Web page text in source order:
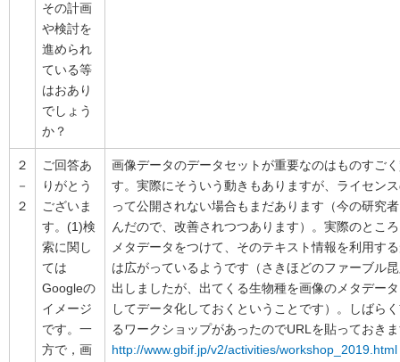
その計画
や検討を
進められ
ている等
はおあり
でしょう
か？
２
－
２
ご回答あ
りがとう
ございま
す。(1)検
索に関し
ては
Googleの
イメージ
です。一
方で，画
画像データのデータセットが重要なのはものすご
す。実際にそういう動きもありますが、ライセン
って公開されない場合もまだあります（今の研究
んだので、改善されつつあります）。実際のとこ
メタデータをつけて、そのテキスト情報を利用す
は広がっているようです（さきほどのファーブル
出しましたが、出てくる生物種を画像のメタデー
してデータ化しておくということです）。しばら
るワークショップがあったのでURLを貼っておき
http://www.gbif.jp/v2/activities/workshop_2019.html